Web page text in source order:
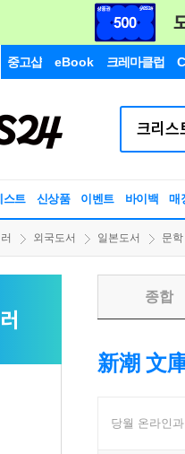
중고샵 eBook 크레마클럽
스트 신상품 이벤트 바이백 매
외국도서 일본도서 문학
종합
新潮 文
당월 온라인